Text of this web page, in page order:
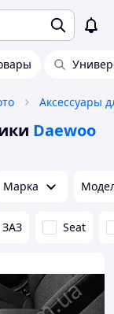
Аксессуары
Daewoo
Марка
ЗАЗ Seat